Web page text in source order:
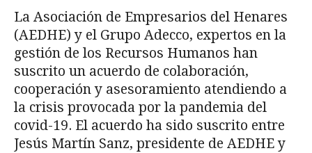
La Asociación de Empresarios del Henares
(AEDHE) y el Grupo Adecco, expertos en la
gestión de los Recursos Humanos han
suscrito un acuerdo de colaboración,
cooperación y asesoramiento atendiendo a
la crisis provocada por la pandemia del
covid-19. El acuerdo ha sido suscrito entre
Jesús Martín Sanz, presidente de AEDHE y